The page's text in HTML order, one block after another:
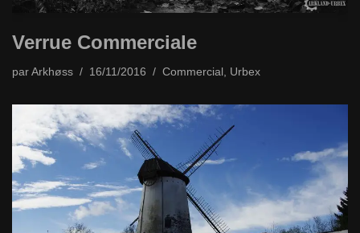
Verrue Commerciale
par Arkhøss 16/11/2016 Commercial , Urbex